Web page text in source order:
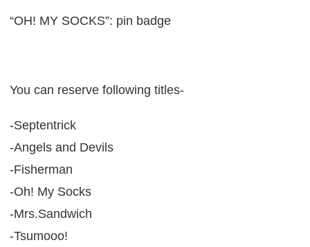
“OH! MY SOCKS”: pin badge
You can reserve following titles-
-Septentrick
-Angels and Devils
-Fisherman
-Oh! My Socks
-Mrs.Sandwich
-Tsumooo!